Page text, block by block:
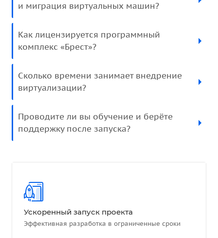
и миграция виртуальных машин?
Как лицензируется программный
комплекс «Брест»?
Сколько времени занимает внедрение
виртуализации?
Проводите ли вы обучение и берёте
поддержку после запуска?
Ускоренный запуск проекта
Эффективная разработка в ограниченные сроки